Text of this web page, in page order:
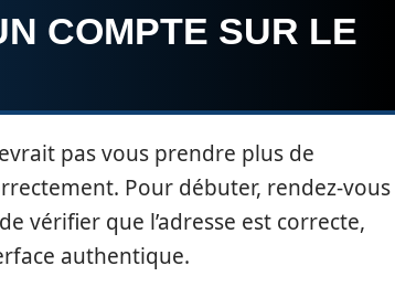
COMPTE SUR LE
pas vous prendre plus de
Pour débuter, rendez-vous
vérifier que l’adresse est correcte,
authentique.